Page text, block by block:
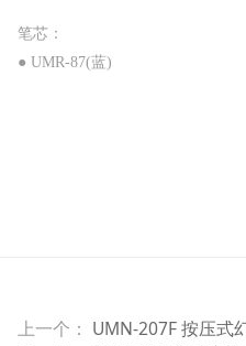
笔芯：
● UMR-87(蓝)
上一个： UMN-207F 按压式